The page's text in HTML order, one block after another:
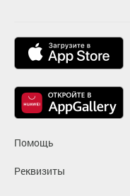
Помощь
Реквизиты